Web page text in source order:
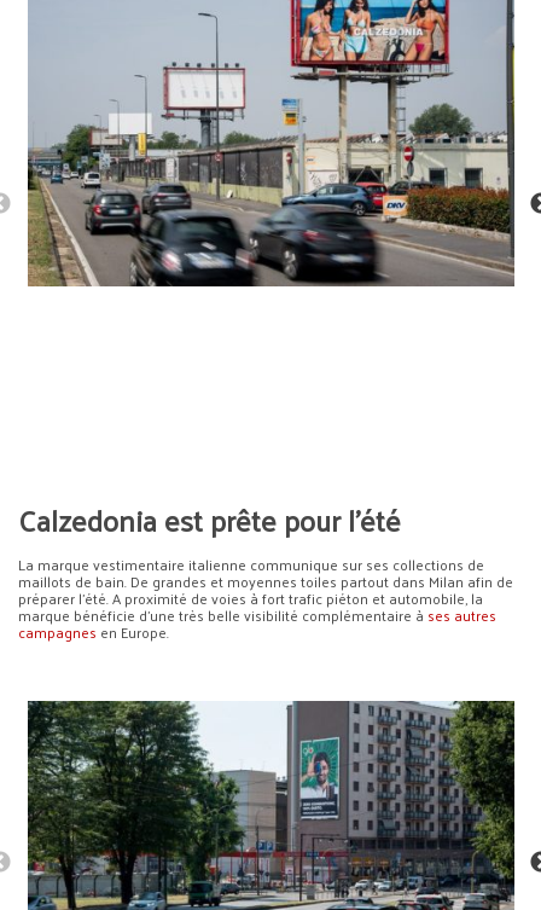
Calzedonia est prête pour l’été
La marque vestimentaire italienne communique sur ses collections de
maillots de bain. De grandes et moyennes toiles partout dans Milan afin de
préparer l’été. A proximité de voies à fort trafic piéton et automobile, la
marque bénéficie d’une très belle visibilité complémentaire à ses autres
campagnes en Europe.